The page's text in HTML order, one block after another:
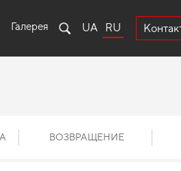
Галерея UA RU
ВОЗВРАЩЕНИЕ